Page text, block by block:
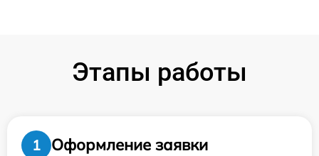
Этапы работы
1
Оформление заявки